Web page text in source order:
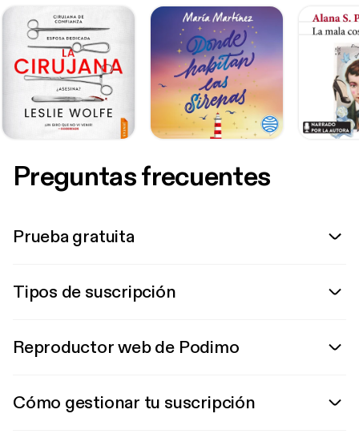
Preguntas frecuentes
Prueba gratuita
Tipos de suscripción
Reproductor web de Podimo
Cómo gestionar tu suscripción